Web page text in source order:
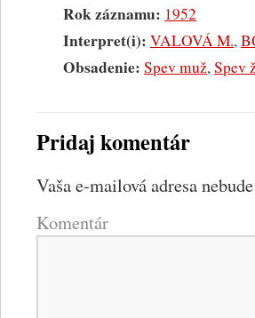
Rok záznamu: 1952
Interpret(i): VALOVÁ M.,
Obsadenie: Spev muž,Spev
Pridaj komentár
Vaša e-mailová adresa
Komentár